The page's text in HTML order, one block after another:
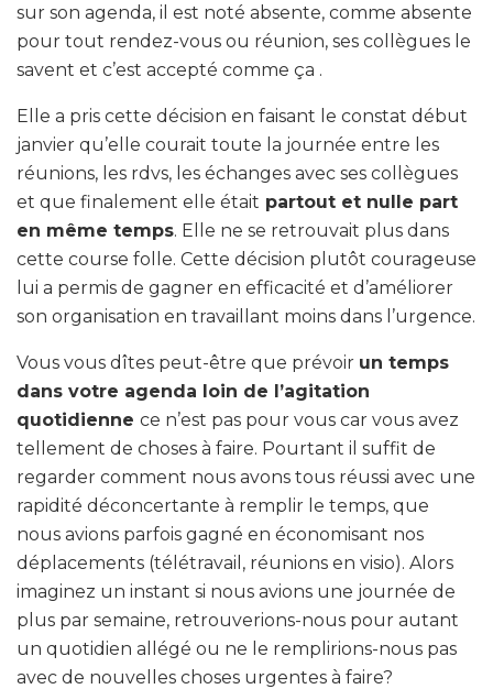
sur son agenda, il est noté absente, comme absente
pour tout rendez-vous ou réunion, ses collègues le
savent et c’est accepté comme ça .
Elle a pris cette décision en faisant le constat début
janvier qu’elle courait toute la journée entre les
réunions, les rdvs, les échanges avec ses collègues
et que finalement elle était partout et nulle part
en même temps. Elle ne se retrouvait plus dans
cette course folle. Cette décision plutôt courageuse
lui a permis de gagner en efficacité et d’améliorer
son organisation en travaillant moins dans l’urgence.
Vous vous dîtes peut-être que prévoir un temps
dans votre agenda loin de l’agitation
quotidienne ce n’est pas pour vous car vous avez
tellement de choses à faire. Pourtant il suffit de
regarder comment nous avons tous réussi avec une
rapidité déconcertante à remplir le temps, que
nous avions parfois gagné en économisant nos
déplacements (télétravail, réunions en visio). Alors
imaginez un instant si nous avions une journée de
plus par semaine, retrouverions-nous pour autant
un quotidien allégé ou ne le remplirions-nous pas
avec de nouvelles choses urgentes à faire?